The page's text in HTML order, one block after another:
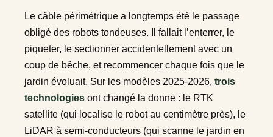
Le câble périmétrique a longtemps été le passage
obligé des robots tondeuses. Il fallait l’enterrer, le
piqueter, le sectionner accidentellement avec un
coup de bêche, et recommencer chaque fois que le
jardin évoluait. Sur les modèles 2025-2026, trois
technologies ont changé la donne : le RTK
satellite (qui localise le robot au centimètre près), le
LiDAR à semi-conducteurs (qui scanne le jardin en